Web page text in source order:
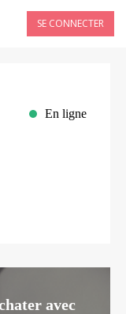
SE CONNECTER
En ligne
avec